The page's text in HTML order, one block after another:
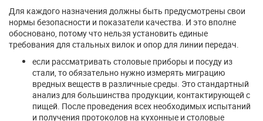
Для каждого назначения должны быть предусмотрены свои
нормы безопасности и показатели качества. И это вполне
обосновано, потому что нельзя установить единые
требования для стальных вилок и опор для линии передач.
если рассматривать столовые приборы и посуду из
стали, то обязательно нужно измерять миграцию
вредных веществ в различные среды. Это стандартный
анализ для большинства продукции, контактирующей с
пищей. После проведения всех необходимых испытаний
и получения протоколов на кухонные и столовые